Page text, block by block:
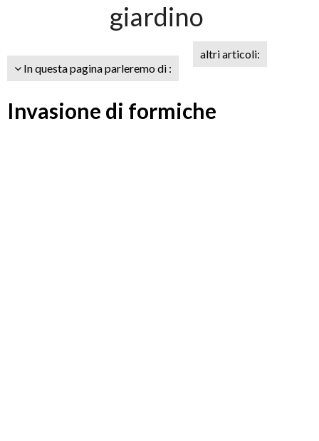
giardino
In questa pagina parleremo di :
altri articoli:
Invasione di formiche